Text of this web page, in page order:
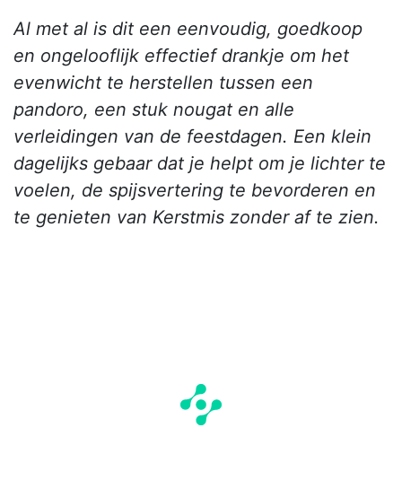
Al met al is dit een eenvoudig, goedkoop
en ongelooflijk effectief drankje om het
evenwicht te herstellen tussen een
pandoro, een stuk nougat en alle
verleidingen van de feestdagen. Een klein
dagelijks gebaar dat je helpt om je lichter te
voelen, de spijsvertering te bevorderen en
te genieten van Kerstmis zonder af te zien.